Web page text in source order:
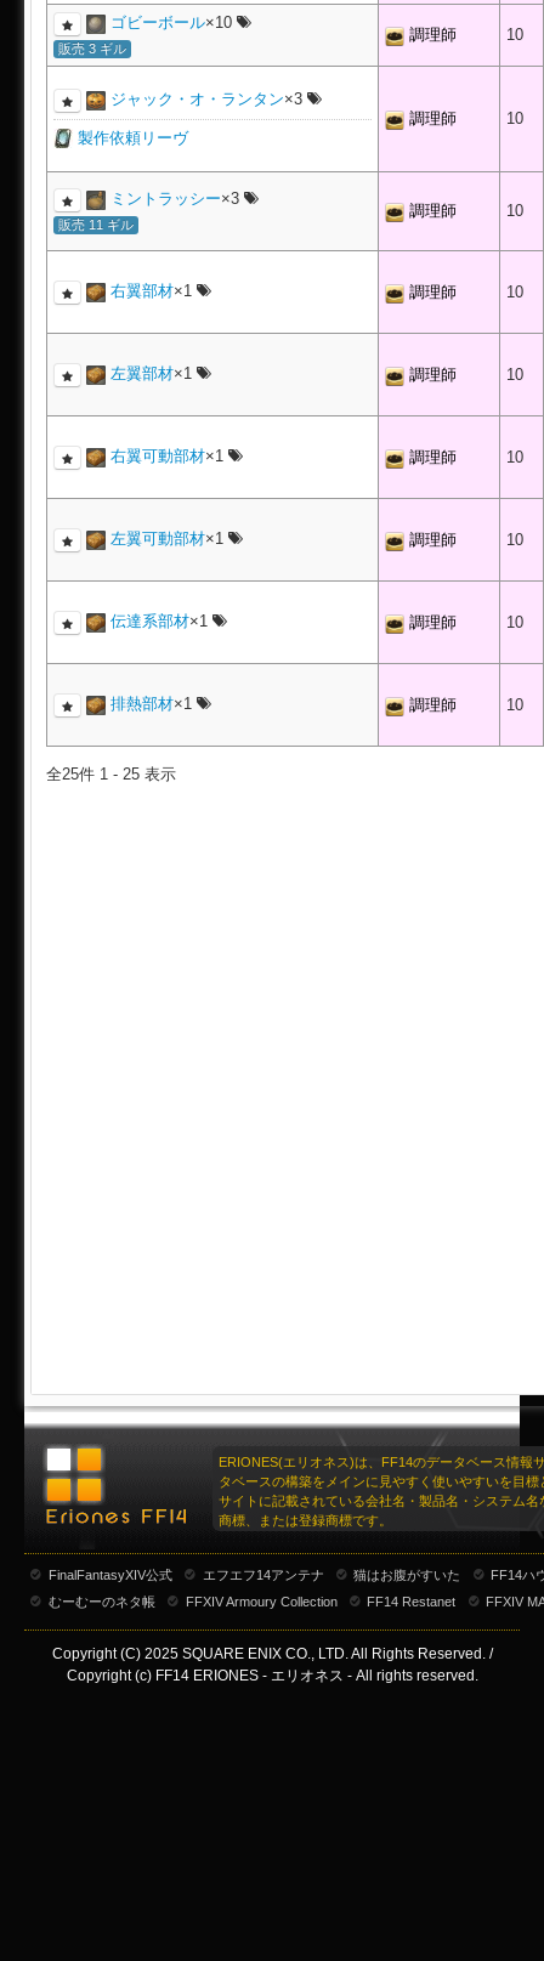
ゴビーボール×10
販売 3 ギル
調理師 10
ジャック・オ・ランタン×3
製作依頼リーヴ
調理師 10
ミントラッシー×3
販売 11 ギル
調理師 10
右翼部材×1 調理師 10
左翼部材×1 調理師 10
右翼可動部材×1 調理師 10
左翼可動部材×1 調理師 10
伝達系部材×1 調理師 10
排熱部材×1 調理師 10
全25件 1 - 25 表示
ERIONES(エリオネス)は、FF14のデータベース情報
タベースの構築をメインに見やすく使いやすいを目標
サイトに記載されている会社名・製品名・システム名
商標、または登録商標です。
FinalFantasyXIV公式 エフエフ14アンテナ 猫はお腹がすいた
FF14ハ
むーむーのネタ帳
FFXIV Armoury Collection FF14 Restanet FFXIV
Copyright (C) 2025 SQUARE ENIX CO., LTD. All Rights Reserved. /
Copyright (c) FF14 ERIONES - エリオネス - All rights reserved.